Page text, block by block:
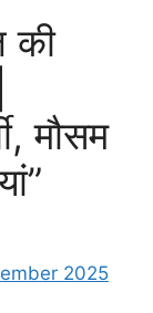
की
मौसम
2025